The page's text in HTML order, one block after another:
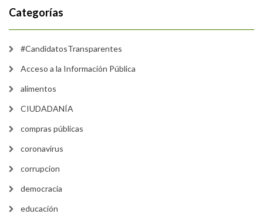
Categorías
#CandidatosTransparentes
Acceso a la Información Pública
alimentos
CIUDADANÍA
compras públicas
coronavirus
corrupcion
democracia
educación